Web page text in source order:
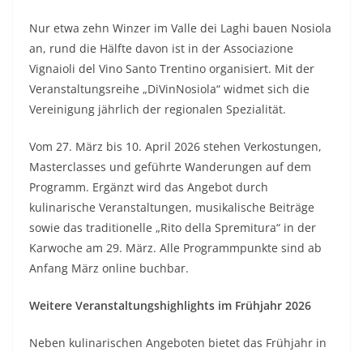
Nur etwa zehn Winzer im Valle dei Laghi bauen Nosiola
an, rund die Hälfte davon ist in der Associazione
Vignaioli del Vino Santo Trentino organisiert. Mit der
Veranstaltungsreihe „DiVinNosiola“ widmet sich die
Vereinigung jährlich der regionalen Spezialität.
Vom 27. März bis 10. April 2026 stehen Verkostungen,
Masterclasses und geführte Wanderungen auf dem
Programm. Ergänzt wird das Angebot durch
kulinarische Veranstaltungen, musikalische Beiträge
sowie das traditionelle „Rito della Spremitura“ in der
Karwoche am 29. März. Alle Programmpunkte sind ab
Anfang März online buchbar.
Weitere Veranstaltungshighlights im Frühjahr 2026
Neben kulinarischen Angeboten bietet das Frühjahr in